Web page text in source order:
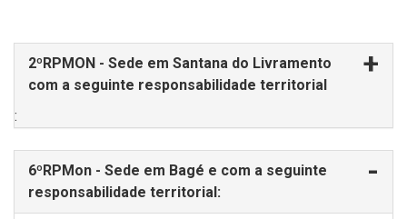
2ºRPMON - Sede em Santana do Livramento
com a seguinte responsabilidade territorial
:
6ºRPMon - Sede em Bagé e com a seguinte
responsabilidade territorial: